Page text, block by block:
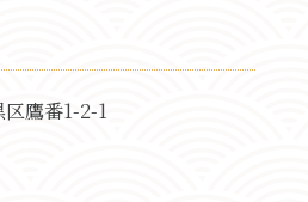
鷹番1-2-1